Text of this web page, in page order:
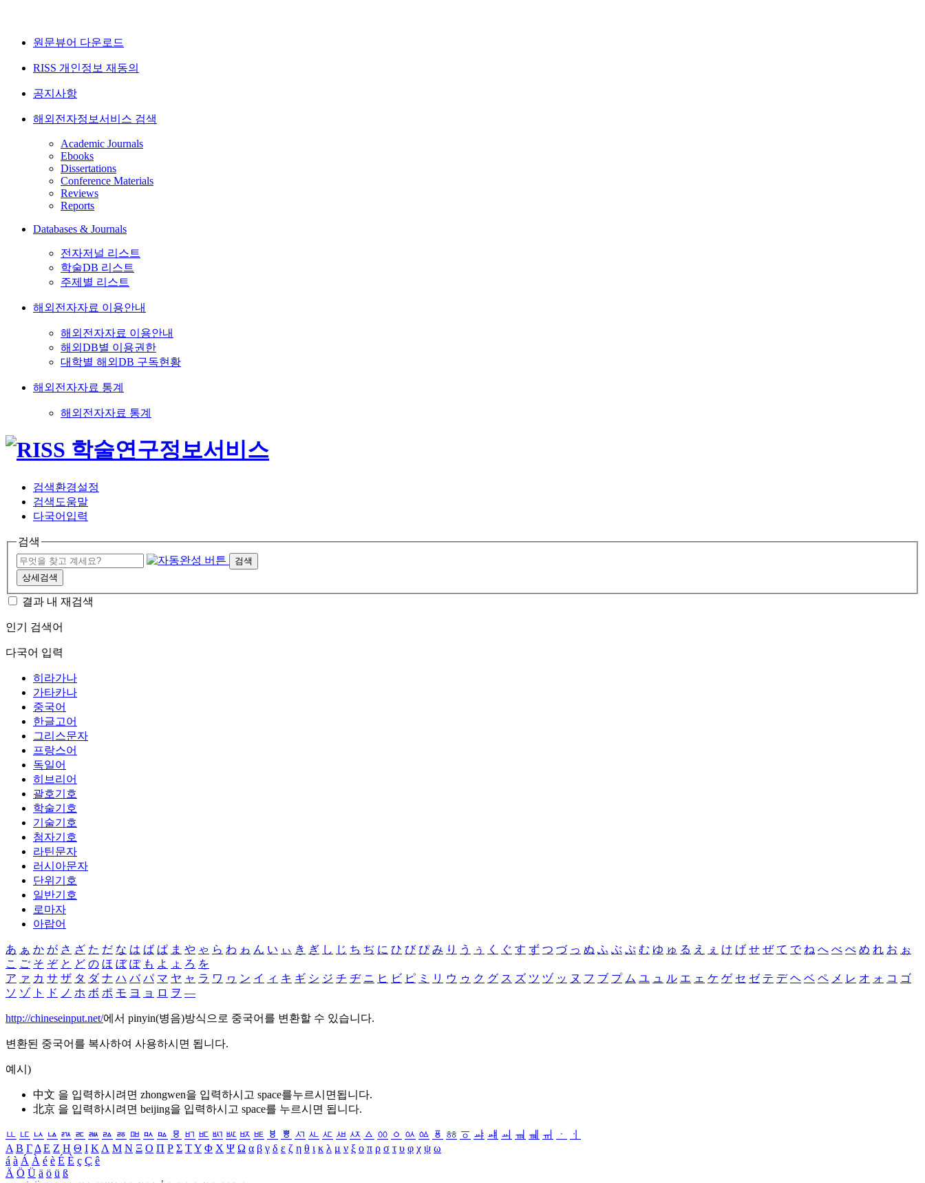
원문뷰어 다운로드
RISS 개인정보 재동의
공지사항
해외전자정보서비스 검색
Academic Journals
Ebooks
Dissertations
Conference Materials
Reviews
Reports
Databases & Journals
전자저널 리스트
학술DB 리스트
주제별 리스트
해외전자자료 이용안내
해외전자자료 이용안내
해외DB별 이용권한
대학별 해외DB 구독현황
해외전자자료 통계
해외전자자료 통계
검색환경설정
검색도움말
다국어입력
검색
검색
상세검색
결과 내 재검색
인기 검색어
다국어 입력
히라가나
가타카나
중국어
한글고어
그리스문자
프랑스어
독일어
히브리어
괄호기호
학술기호
기술기호
첨자기호
라틴문자
러시아문자
단위기호
일반기호
로마자
아랍어
あ ぁ か が さ ざ た だ な は ば ぱ ま や ゃ ら わ ゎ ん い ぃ き ぎ し じ ち ぢ に ひ び ぴ み り う ぅ く ぐ す ず つ づ っ ぬ ふ ぶ ぷ む ゆ ゅ る え ぇ け げ せ ぜ て で ね へ べ ぺ め れ お ぉ
こ ご そ ぞ と ど の ほ ぼ ぽ も よ ょ ろ を
ア ァ カ サ ザ タ ダ ナ ハ バ パ マ ヤ ャ ラ ワ ヮ ン イ ィ キ ギ シ ジ チ ヂ ニ ヒ ビ ピ ミ リ ウ ゥ ク グ ス ズ ツ ヅ ッ ヌ フ ブ プ ム ユ ュ ル エ ェ ケ ゲ セ ゼ テ デ ヘ ベ ペ メ レ オ ォ コ ゴ
ソ ゾ ト ド ノ ホ ボ ポ モ ヨ ョ ロ ヲ ―
http://chineseinput.net/에서 pinyin(병음)방식으로 중국어를 변환할 수 있습니다.
변환된 중국어를 복사하여 사용하시면 됩니다.
예시)
中文 을 입력하시려면 zhongwen을 입력하시고 space를누르시면됩니다.
北京 을 입력하시려면 beijing을 입력하시고 space를 누르시면 됩니다.
ㅥ ㅦ ㅧ ㅨ ㅩ ㅪ ㅫ ㅬ ㅭ ㅮ ㅯ ㅰ ㅱ ㅲ ㅳ ㅴ ㅵ ㅶ ㅷ ㅸ ㅹ ㅺ ㅻ ㅼ ㅽ ㅾ ㅿ ㆀ ㆁ ㆂ ㆃ ㆄ ㆅ ㆆ ㆇ ㆈ ㆉ ㆊ ㆋ ㆌ ㆍ
ㆎ
Α Β ΓΔ Ε Ζ Η Θ Ι ΚΛ Μ Ν Ξ Ο Π Ρ Σ ΤΥ Φ Χ Ψ Ω α β γ δ ε ζ η θ ι κ λ μ ν ξ ο π ρ σ τ υ φ χ ψ ω
á à Á À é è É È ç Ç ê
Ä Ö Ü ä ö ü ß